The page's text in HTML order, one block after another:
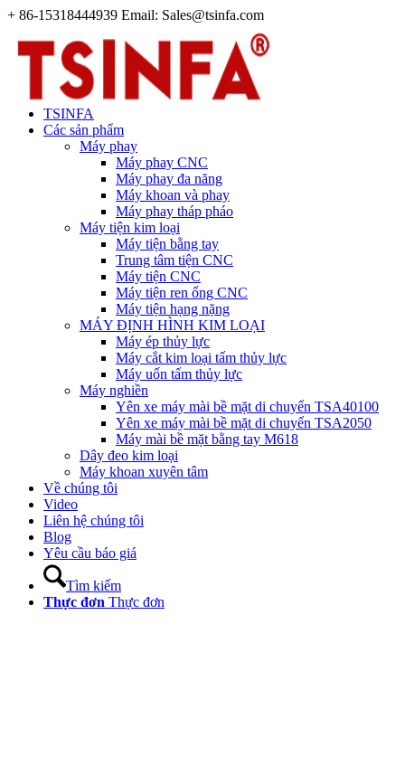
+ 86-15318444939 Email: Sales@tsinfa.com
TSINFA
Các sản phẩm
Máy phay
Máy phay CNC
Máy phay đa năng
Máy khoan và phay
Máy phay tháp pháo
Máy tiện kim loại
Máy tiện bằng tay
Trung tâm tiện CNC
Máy tiện CNC
Máy tiện ren ống CNC
Máy tiện hạng nặng
MÁY ĐỊNH HÌNH KIM LOẠI
Máy ép thủy lực
Máy cắt kim loại tấm thủy lực
Máy uốn tấm thủy lực
Máy nghiền
Yên xe máy mài bề mặt di chuyển TSA40100
Yên xe máy mài bề mặt di chuyển TSA2050
Máy mài bề mặt bằng tay M618
Dây đeo kim loại
Máy khoan xuyên tâm
Về chúng tôi
Video
Liên hệ chúng tôi
Blog
Yêu cầu báo giá
Tìm kiếm
Thực đơn Thực đơn